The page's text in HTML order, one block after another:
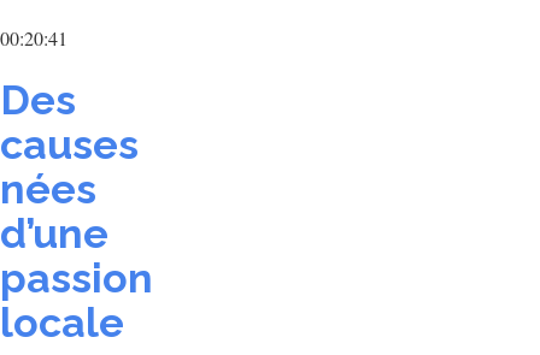
00:20:41
Des
causes
nées
d’une
passion
locale